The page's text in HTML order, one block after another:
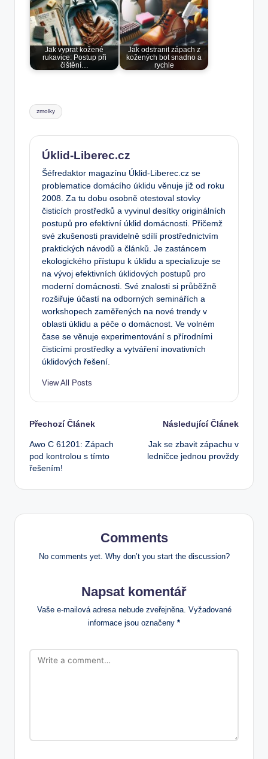
Jak vyprat kožené
rukavice: Postup při
čištění…
Jak odstranit zápach z
kožených bot snadno a
rychle
Tags:
zmolky
Úklid-Liberec.cz
Šéfredaktor magazínu Úklid-Liberec.cz se
problematice domácího úklidu věnuje již od roku
2008. Za tu dobu osobně otestoval stovky
čisticích prostředků a vyvinul desítky originálních
postupů pro efektivní úklid domácnosti. Přičemž
své zkušenosti pravidelně sdílí prostřednictvím
praktických návodů a článků. Je zastáncem
ekologického přístupu k úklidu a specializuje se
na vývoj efektivních úklidových postupů pro
moderní domácnosti. Své znalosti si průběžně
rozšiřuje účastí na odborných seminářích a
workshopech zaměřených na nové trendy v
oblasti úklidu a péče o domácnost. Ve volném
čase se věnuje experimentování s přírodními
čisticími prostředky a vytváření inovativních
úklidových řešení.
View All Posts
Post
navigation
Přechozí Článek
Awo C 61201: Zápach
pod kontrolou s tímto
řešením!
Následující Článek
Jak se zbavit zápachu v
ledničce jednou provždy
Comments
No comments yet. Why don’t you start the discussion?
Napsat komentář
Vaše e-mailová adresa nebude zveřejněna. Vyžadované
informace jsou označeny *